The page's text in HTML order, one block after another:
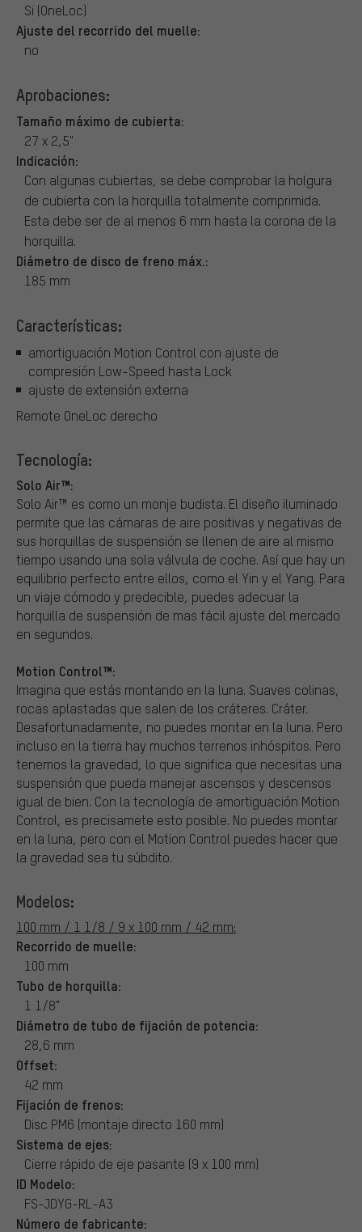
Si (OneLoc)
Ajuste del recorrido del muelle:
no
Aprobaciones:
Tamaño máximo de cubierta:
27 x 2,5"
Indicación:
Con algunas cubiertas, se debe comprobar la holgura
de cubierta con la horquilla totalmente comprimida.
Esta debe ser de al menos 6 mm hasta la corona de la
horquilla.
Diámetro de disco de freno máx.:
185 mm
Características:
amortiguación Motion Control con ajuste de
compresión Low-Speed hasta Lock
ajuste de extensión externa
Remote OneLoc derecho
Tecnología:
Solo Air™:
Solo Air™ es como un monje budista. El diseño iluminado
permite que las cámaras de aire positivas y negativas de
sus horquillas de suspensión se llenen de aire al mismo
tiempo usando una sola válvula de coche. Así que hay un
equilibrio perfecto entre ellos, como el Yin y el Yang. Para
un viaje cómodo y predecible, puedes adecuar la
horquilla de suspensión de mas fácil ajuste del mercado
en segundos.
Motion Control™:
Imagina que estás montando en la luna. Suaves colinas,
rocas aplastadas que salen de los cráteres. Cráter.
Desafortunadamente, no puedes montar en la luna. Pero
incluso en la tierra hay muchos terrenos inhóspitos. Pero
tenemos la gravedad, lo que significa que necesitas una
suspensión que pueda manejar ascensos y descensos
igual de bien. Con la tecnología de amortiguación Motion
Control, es precisamete esto posible. No puedes montar
en la luna, pero con el Motion Control puedes hacer que
la gravedad sea tu súbdito.
Modelos:
100 mm / 1 1/8 / 9 x 100 mm / 42 mm:
Recorrido de muelle:
100 mm
Tubo de horquilla:
1 1/8"
Diámetro de tubo de fijación de potencia:
28,6 mm
Offset:
42 mm
Fijación de frenos:
Disc PM6 (montaje directo 160 mm)
Sistema de ejes:
Cierre rápido de eje pasante (9 x 100 mm)
ID Modelo:
FS-JDYG-RL-A3
Número de fabricante: